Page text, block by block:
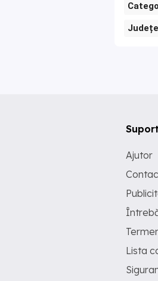
Județe
Ajutor
Lista